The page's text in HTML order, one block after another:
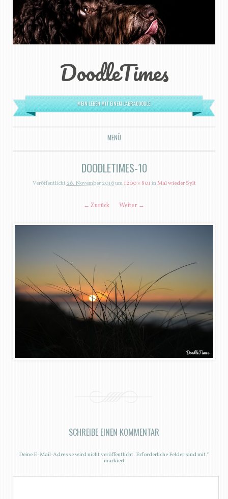
DoodleTimes
MEIN LEBEN MIT EINEM LABRADOODLE.
MENÜ
ZUM INHALT SPRINGEN
DOODLETIMES-10
Veröffentlicht26. November 2016um1200 × 801inMal wieder Sylt
← Zurück Weiter →
SCHREIBE EINEN KOMMENTAR
Deine E-Mail-Adresse wird nicht veröffentlicht. Erforderliche Felder sind mit*
markiert